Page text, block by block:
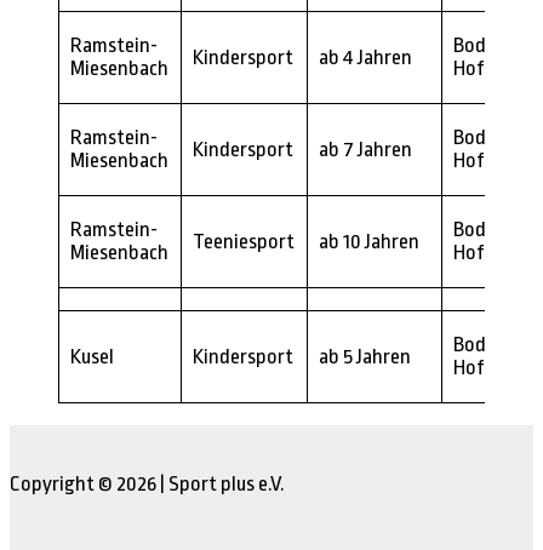
Ramstein-
Miesenbach
Kindersport ab 4 Jahren
Bodo
Hoffmann
Ramstein-
Miesenbach
Kindersport ab 7 Jahren
Bodo
Hoffmann
Ramstein-
Miesenbach
Teeniesport ab 10 Jahren
Bodo
Hoffmann
Kusel Kindersport ab 5 Jahren
Bodo
Hoffmann
Copyright © 2026 | Sport plus e.V.